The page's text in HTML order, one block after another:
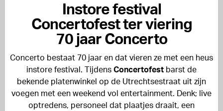
Instore festival
Concertofest ter viering
70 jaar Concerto
Concerto bestaat 70 jaar en dat vieren ze met een heus
instore festival. Tijdens Concertofest barst de
bekende platenwinkel op de Utrechtsestraat uit zijn
voegen met een weekend vol entertainment. Denk; live
optredens, personeel dat plaatjes draait, een